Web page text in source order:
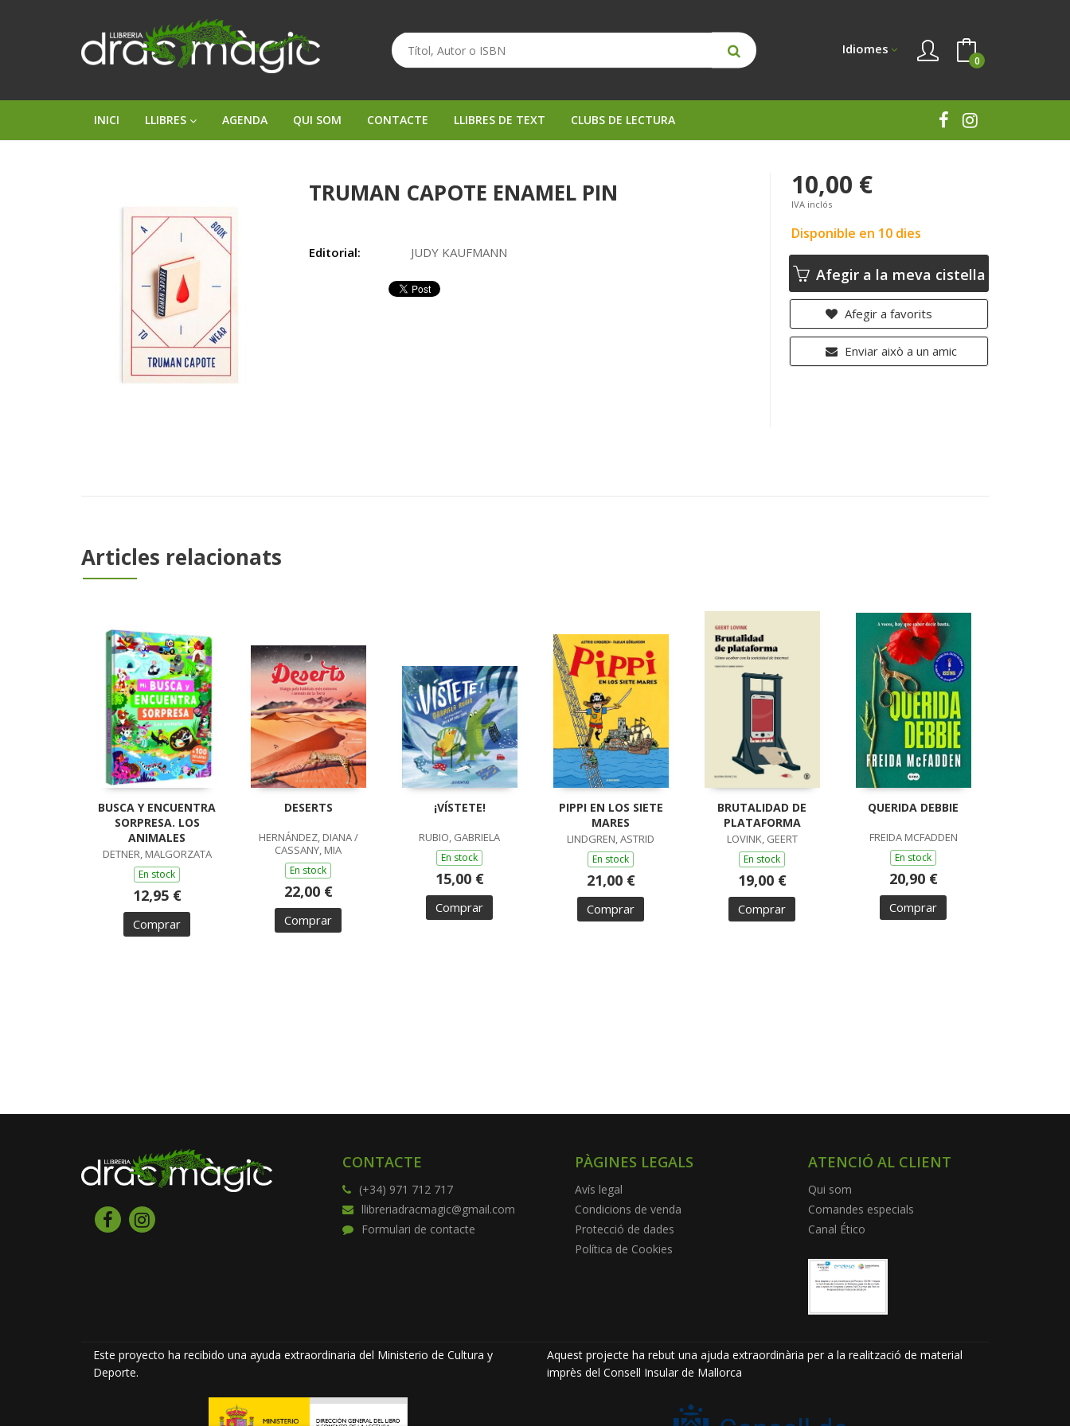
Idiomes
0
INICI LLIBRES AGENDA QUI SOM CONTACTE LLIBRES DE TEXT CLUBS DE LECTURA
TRUMAN CAPOTE ENAMEL PIN
Editorial: JUDY KAUFMANN
10,00 €
IVA inclós
Disponible en 10 dies
Afegir a la meva cistella
Afegir a favorits
Enviar això a un amic
Articles relacionats
BUSCA Y ENCUENTRA
SORPRESA. LOS
ANIMALES
DETNER, MALGORZATA
En stock
12,95 €
Comprar
DESERTS
HERNÁNDEZ, DIANA /
CASSANY, MIA
En stock
22,00 €
Comprar
¡VÍSTETE!
RUBIO, GABRIELA
En stock
15,00 €
Comprar
PIPPI EN LOS SIETE
MARES
LINDGREN, ASTRID
En stock
21,00 €
Comprar
BRUTALIDAD DE
PLATAFORMA
LOVINK, GEERT
En stock
19,00 €
Comprar
QUERIDA DEBBIE
FREIDA MCFADDEN
En stock
20,90 €
Comprar
CONTACTE
(+34) 971 712 717
llibreriadracmagic@gmail.com
Formulari de contacte
PÀGINES LEGALS
Avís legal
Condicions de venda
Protecció de dades
Política de Cookies
ATENCIÓ AL CLIENT
Qui som
Comandes especials
Canal Ético
Este proyecto ha recibido una ayuda extraordinaria del Ministerio de Cultura y
Deporte.
Aquest projecte ha rebut una ajuda extraordinària per a la realització de material
imprès del Consell Insular de Mallorca